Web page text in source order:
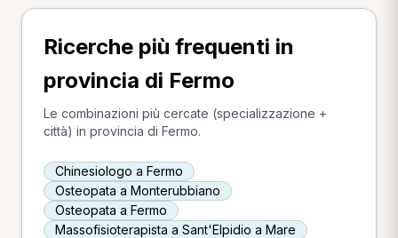
Ricerche più frequenti in
provincia di Fermo
Le combinazioni più cercate (specializzazione +
città) in provincia di Fermo.
Chinesiologo a Fermo
Osteopata a Monterubbiano
Osteopata a Fermo
Massofisioterapista a Sant'Elpidio a Mare